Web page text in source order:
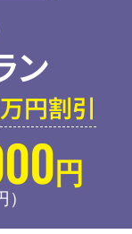
ン
万円割引
円
）